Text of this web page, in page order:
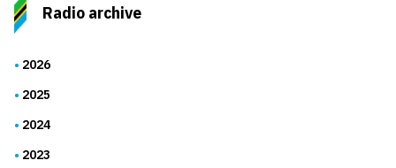
Radio archive
2026
2025
2024
2023